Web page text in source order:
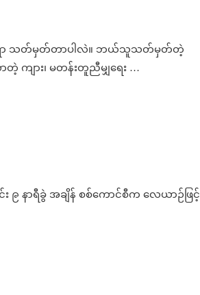
ရော သတ်မှတ်တာပါလဲ။ ဘယ်သူသတ်မှတ်တဲ့
ကျား၊ မတန်းတူညီမျှရေး …
၉ နာရီခွဲ အချိန် စစ်ကောင်စီက လေယာဉ်ဖြင့်